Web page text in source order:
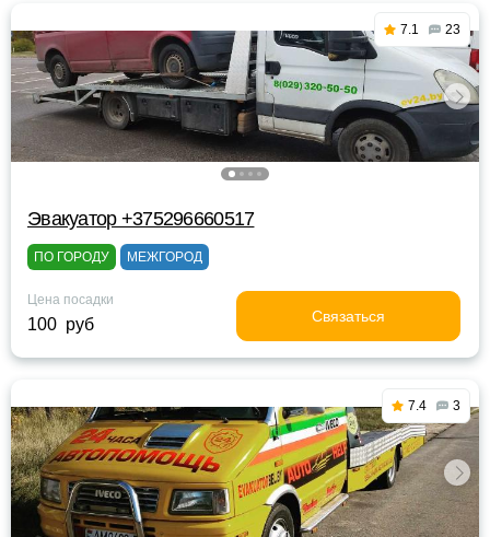
7.1 23
Эвакуатор +375296660517
ПО ГОРОДУ МЕЖГОРОД
Цена посадки
100 руб Связаться
7.4 3